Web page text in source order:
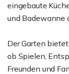
eingebaute
und Badewanne
Der Garten
ob Spielen,
Freunden und